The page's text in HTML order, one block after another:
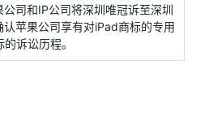
司和IP公司将深圳唯冠诉至深圳
苹果公司享有对iPad商标的专用
诉讼历程。